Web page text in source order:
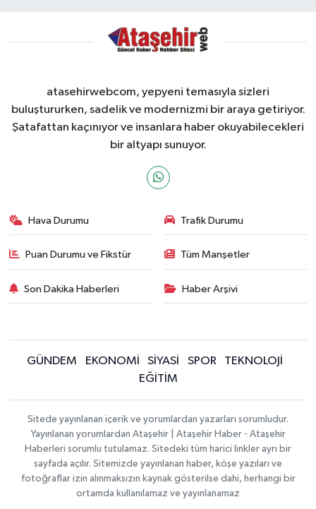
atasehirwebcom, yepyeni temasıyla sizleri
buluştururken, sadelik ve modernizmi bir araya getiriyor.
Şatafattan kaçınıyor ve insanlara haber okuyabilecekleri
bir altyapı sunuyor.
Hava Durumu Trafik Durumu
Puan Durumu ve Fikstür Tüm Manşetler
Son Dakika Haberleri Haber Arşivi
GÜNDEM EKONOMİ SİYASİ SPOR
TEKNOLOJİ
EĞİTİM
Sitede yayınlanan içerik ve yorumlardan yazarları sorumludur.
Yayınlanan yorumlardan Ataşehir | Ataşehir Haber - Ataşehir
Haberleri sorumlu tutulamaz. Sitedeki tüm harici linkler ayrı bir
sayfada açılır. Sitemizde yayınlanan haber, köşe yazıları ve
fotoğraflar izin alınmaksızın kaynak gösterilse dahi, herhangi bir
ortamda kullanılamaz ve yayınlanamaz